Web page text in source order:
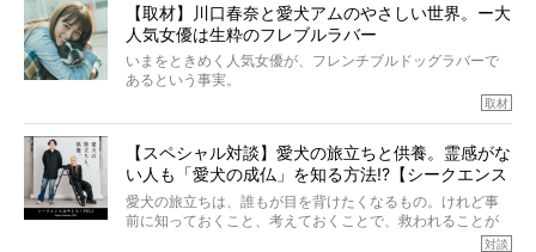
カエピソードが次から次へと飛び出しました。
【取材】川口春奈と愛犬アムのやさしい世界。ー大
人気女優は生粋のフレブルラバー
いまをときめく人気女優が、フレンチブルドッグラバーで
あるという事実。
とりを目の当たりにするほどに、そのフレンチブルドッグ
愛がわたしたちのそれとまったく同じであることに、なん
だかうれしくなってしまったのでした。
春奈さんとアムちゃんのすてきな暮らしを、BUHI編集長の
小西がいつくしみながら、切り取らせていただきます。
取材
【スペシャル対談】愛犬の旅立ちと供養。霊感がな
い人も「愛犬の成仏」を知る方法!?【シークエンス
はやとも×PELI】
愛犬の旅立ちは、誰もが目を背けたくなるもの。けれど事
前に知っておくこと、考えておくことで、救われることが
対談